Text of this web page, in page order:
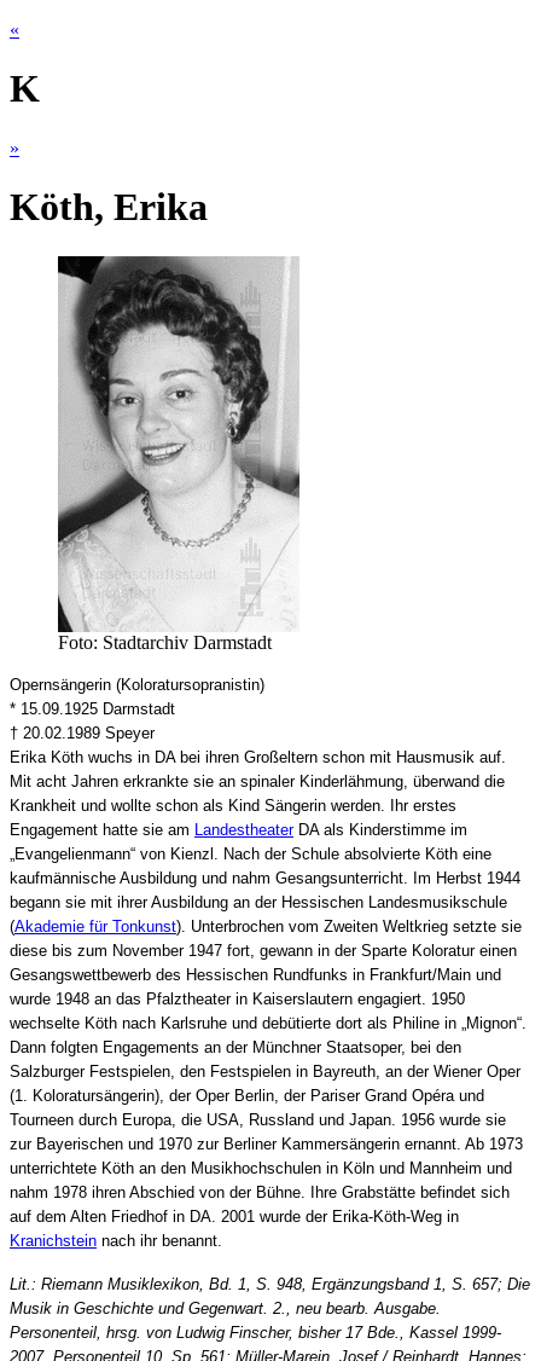
«
K
»
Köth, Erika
Foto: Stadtarchiv Darmstadt
Opernsängerin (Koloratursopranistin)
* 15.09.1925 Darmstadt
† 20.02.1989 Speyer
Erika Köth wuchs in DA bei ihren Großeltern schon mit Hausmusik auf.
Mit acht Jahren erkrankte sie an spinaler Kinderlähmung, überwand die
Krankheit und wollte schon als Kind Sängerin werden. Ihr erstes
Engagement hatte sie am LandestheaterDA als Kinderstimme im
„Evangelienmann“ von Kienzl. Nach der Schule absolvierte Köth eine
kaufmännische Ausbildung und nahm Gesangsunterricht. Im Herbst 1944
begann sie mit ihrer Ausbildung an der Hessischen Landesmusikschule
(Akademie für Tonkunst). Unterbrochen vom Zweiten Weltkrieg setzte sie
diese bis zum November 1947 fort, gewann in der Sparte Koloratur einen
Gesangswettbewerb des Hessischen Rundfunks in Frankfurt/Main und
wurde 1948 an das Pfalztheater in Kaiserslautern engagiert. 1950
wechselte Köth nach Karlsruhe und debütierte dort als Philine in „Mignon“.
Dann folgten Engagements an der Münchner Staatsoper, bei den
Salzburger Festspielen, den Festspielen in Bayreuth, an der Wiener Oper
(1. Koloratursängerin), der Oper Berlin, der Pariser Grand Opéra und
Tourneen durch Europa, die USA, Russland und Japan. 1956 wurde sie
zur Bayerischen und 1970 zur Berliner Kammersängerin ernannt. Ab 1973
unterrichtete Köth an den Musikhochschulen in Köln und Mannheim und
nahm 1978 ihren Abschied von der Bühne. Ihre Grabstätte befindet sich
auf dem Alten Friedhof in DA. 2001 wurde der Erika-Köth-Weg in
Kranichstein nach ihr benannt.
Lit.: Riemann Musiklexikon, Bd. 1, S. 948, Ergänzungsband 1, S. 657; Die
Musik in Geschichte und Gegenwart. 2., neu bearb. Ausgabe.
Personenteil, hrsg. von Ludwig Finscher, bisher 17 Bde., Kassel 1999-
2007, Personenteil 10, Sp. 561; Müller-Marein, Josef / Reinhardt, Hannes: